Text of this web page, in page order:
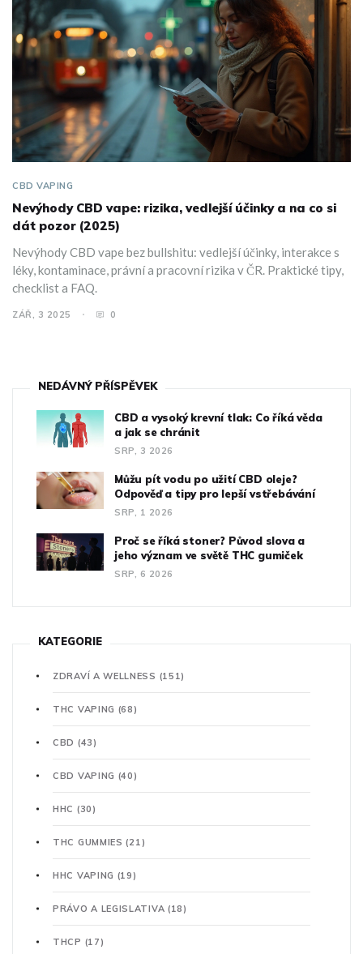
CBD VAPING
Nevýhody CBD vape: rizika, vedlejší účinky a na co si
dát pozor (2025)
Nevýhody CBD vape bez bullshitu: vedlejší účinky, interakce s
léky, kontaminace, právní a pracovní rizika v ČR. Praktické tipy,
checklist a FAQ.
ZÁŘ, 3 2025 0
NEDÁVNÝ PŘÍSPĚVEK
CBD a vysoký krevní tlak: Co říká věda
a jak se chránit
SRP, 3 2026
Můžu pít vodu po užití CBD oleje?
Odpověď a tipy pro lepší vstřebávání
SRP, 1 2026
Proč se říká stoner? Původ slova a
jeho význam ve světě THC gumiček
SRP, 6 2026
KATEGORIE
ZDRAVÍ A WELLNESS (151)
THC VAPING (68)
CBD (43)
CBD VAPING (40)
HHC (30)
THC GUMMIES(21)
HHC VAPING (19)
PRÁVO A LEGISLATIVA (18)
THCP (17)